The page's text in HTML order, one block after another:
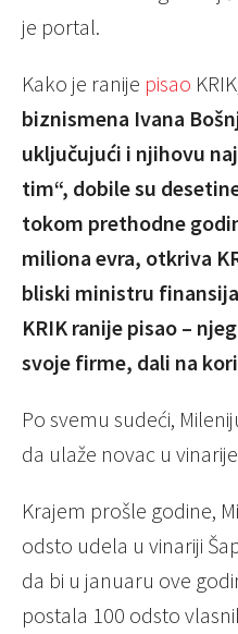
je portal.
Kako je ranije pisao
biznismena Ivana
uključujući i njihovu
tim“, dobile su
tokom prethodne
miliona evra, otkriva
bliski ministru
KRIK ranije pisao –
svoje firme, dali na
Po svemu sudeći,
da ulaže novac u
Krajem prošle godine,
odsto udela u vinariji
da bi u januaru ove
postala 100 odsto